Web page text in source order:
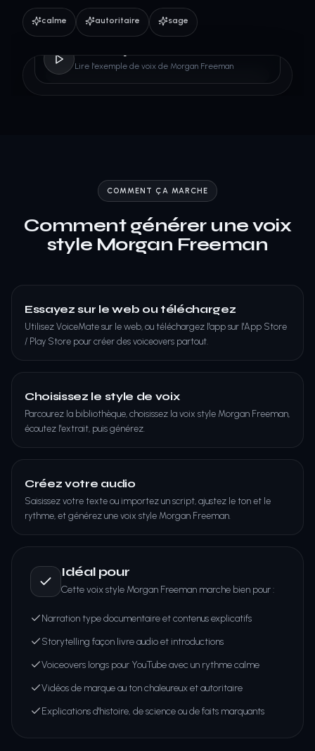
calme autoritaire sage
Lire l'exemple de voix de Morgan Freeman
COMMENT ÇA MARCHE
Comment générer une voix
style Morgan Freeman
Essayez sur le web ou téléchargez
Utilisez VoiceMate sur le web, ou téléchargez l'app sur l'App Store
/ Play Store pour créer des voiceovers partout.
Choisissez le style de voix
Parcourez la bibliothèque, choisissez la voix style Morgan Freeman,
écoutez l'extrait, puis générez.
Créez votre audio
Saisissez votre texte ou importez un script, ajustez le ton et le
rythme, et générez une voix style Morgan Freeman.
Idéal pour
Cette voix style Morgan Freeman marche bien pour :
Narration type documentaire et contenus explicatifs
Storytelling façon livre audio et introductions
Voiceovers longs pour YouTube avec un rythme calme
Vidéos de marque au ton chaleureux et autoritaire
Explications d'histoire, de science ou de faits marquants